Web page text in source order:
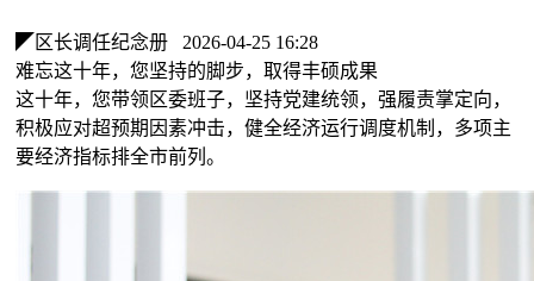
◤区长调任纪念册
2026-04-25 16:28
难忘这十年，您坚持的脚步，取得丰硕成果
这十年，您带领区委班子，坚持党建统领，强履责掌定向，
积极应对超预期因素冲击，健全经济运行调度机制，多项主
要经济指标排全市前列。